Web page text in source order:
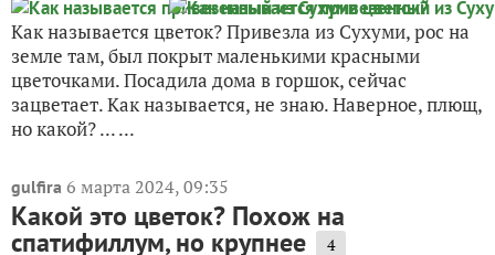
Как называется цветок? Привезла из Сухуми, рос на
земле там, был покрыт маленькими красными
цветочками. Посадила дома в горшок, сейчас
зацветает. Как называется, не знаю. Наверное, плющ,
но какой? ... ...
gulfira 6 марта 2024, 09:35
Какой это цветок? Похож на
спатифиллум, но крупнее 4